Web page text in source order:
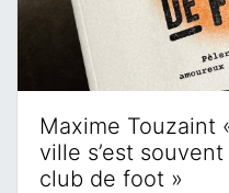
Maxime Touzaint
ville s’est
club de foot »